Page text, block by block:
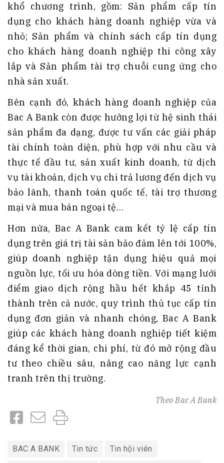
khổ chương trình, gồm: Sản phẩm cấp tín
dụng cho khách hàng doanh nghiệp vừa và
nhỏ; Sản phẩm và chính sách cấp tín dụng
cho khách hàng doanh nghiệp thi công xây
lắp và Sản phẩm tài trợ chuỗi cung ứng cho
nhà sản xuất.
Bên cạnh đó, khách hàng doanh nghiệp của
Bac A Bank còn được hưởng lợi từ hệ sinh thái
sản phẩm đa dạng, được tư vấn các giải pháp
tài chính toàn diện, phù hợp với nhu cầu và
thực tế đầu tư, sản xuất kinh doanh, từ dịch
vụ tài khoản, dịch vụ chi trả lương đến dịch vụ
bảo lãnh, thanh toán quốc tế, tài trợ thương
mại và mua bán ngoại tệ…
Hơn nữa, Bac A Bank cam kết tỷ lệ cấp tín
dụng trên giá trị tài sản bảo đảm lên tới 100%,
giúp doanh nghiệp tận dụng hiệu quả mọi
nguồn lực, tối ưu hóa dòng tiền. Với mạng lưới
điểm giao dịch rộng hầu hết khắp 45 tỉnh
thành trên cả nước, quy trình thủ tục cấp tín
dụng đơn giản và nhanh chóng, Bac A Bank
giúp các khách hàng doanh nghiệp tiết kiệm
đáng kể thời gian, chi phí, từ đó mở rộng đầu
tư theo chiều sâu, nâng cao năng lực cạnh
tranh trên thị trường.
TheoBac A Bank
BAC A BANK Tin tức Tin hội viên